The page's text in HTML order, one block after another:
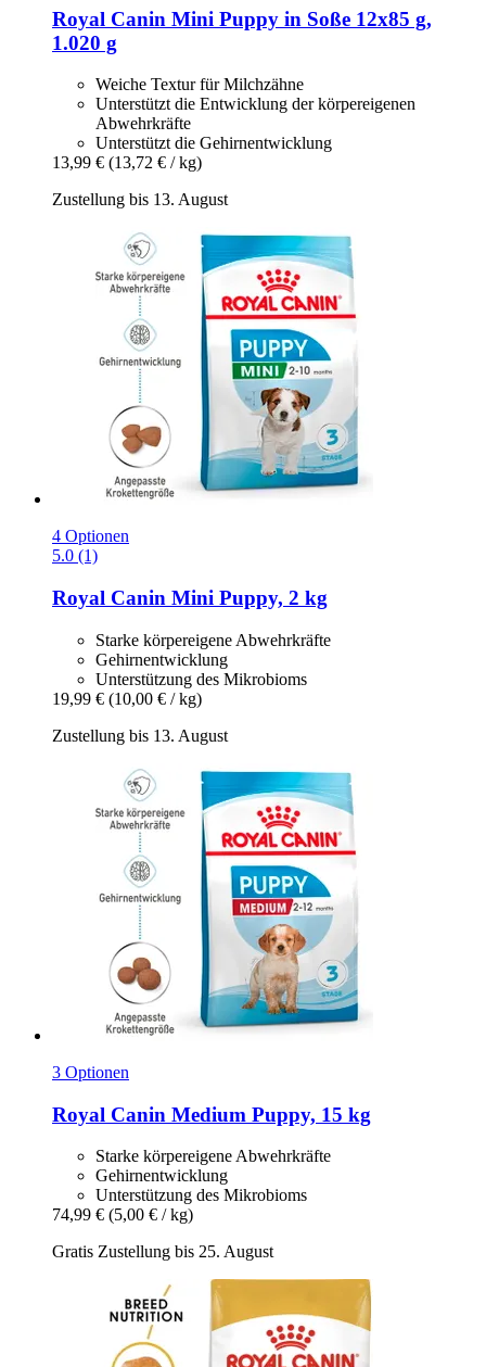
Royal Canin Mini Puppy in Soße 12x85 g,
1.020 g
Weiche Textur für Milchzähne
Unterstützt die Entwicklung der körpereigenen
Abwehrkräfte
Unterstützt die Gehirnentwicklung
13,99 € (13,72 € / kg)
Zustellung bis 13. August
4 Optionen
5.0 (1)
Royal Canin Mini Puppy, 2 kg
Starke körpereigene Abwehrkräfte
Gehirnentwicklung
Unterstützung des Mikrobioms
19,99 € (10,00 € / kg)
Zustellung bis 13. August
3 Optionen
Royal Canin Medium Puppy, 15 kg
Starke körpereigene Abwehrkräfte
Gehirnentwicklung
Unterstützung des Mikrobioms
74,99 € (5,00 € / kg)
Gratis Zustellung bis 25. August